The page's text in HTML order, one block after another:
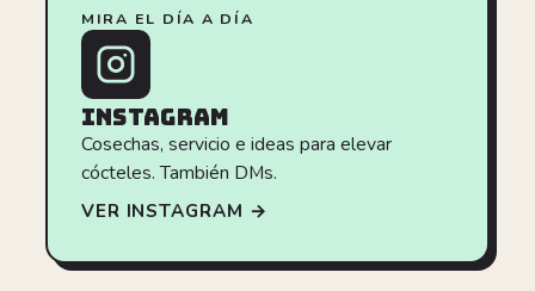
MIRA EL DÍA A DÍA
INSTAGRAM
Cosechas, servicio e ideas para elevar
cócteles. También DMs.
VER INSTAGRAM →